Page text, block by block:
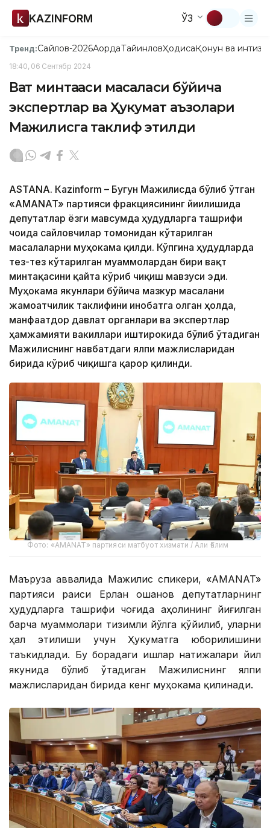
KAZINFORM ЎЗ
Тренд:Сайлов-2026АқордаТайинловҲодисаҚонун ва
18:40, 06 Сентябр 2024
Вақт минтақаси масаласи бўйича
экспертлар ва Ҳукумат аъзолари
Мажилисга таклиф этилди
ASTANА. Кazinform – Бугун Мажилисда бўлиб ўтган
«AMANAT» партияси фракциясининг йиғилишида
депутатлар ёзги мавсумда ҳудудларга ташрифи
чоғида сайловчилар томонидан кўтарилган
масалаларни муҳокама қилди. Кўпгина ҳудудларда
тез-тез кўтарилган муаммолардан бири вақт
минтақасини қайта кўриб чиқиш мавзуси эди.
Муҳокама якунлари бўйича мазкур масалани
жамоатчилик таклифини инобатга олган ҳолда,
манфаатдор давлат органлари ва экспертлар
ҳамжамияти вакиллари иштирокида бўлиб ўтадиган
Мажилиснинг навбатдаги ялпи мажлисларидан
бирида кўриб чиқишга қарор қилинди.
Фото: «AMANAT» партияси матбуот хизмати / Али Ғалим
Маъруза аввалида Мажилис спикери, «AMANAT»
партияси раиси Ерлан Қошанов депутатларнинг
ҳудудларга ташрифи чоғида аҳолининг йиғилган
барча муаммолари тизимли йўлга қўйилиб, уларни
ҳал этилиши учун Ҳукуматга юборилишини
таъкидлади. Бу борадаги ишлар натижалари йил
якунида бўлиб ўтадиган Мажилиснинг ялпи
мажлисларидан бирида кенг муҳокама қилинади.